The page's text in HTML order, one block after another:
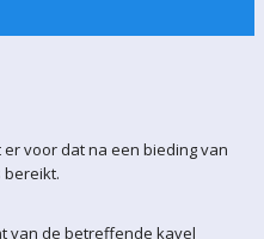
voor dat na een bieding van
bereikt.
van de betreffende kavel